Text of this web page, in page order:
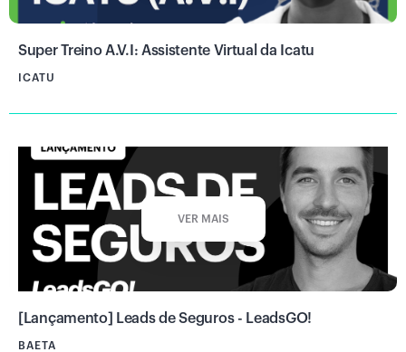
Super Treino A.V.I: Assistente Virtual da Icatu
ICATU
VER MAIS
[Lançamento] Leads de Seguros - LeadsGO!
BAETA